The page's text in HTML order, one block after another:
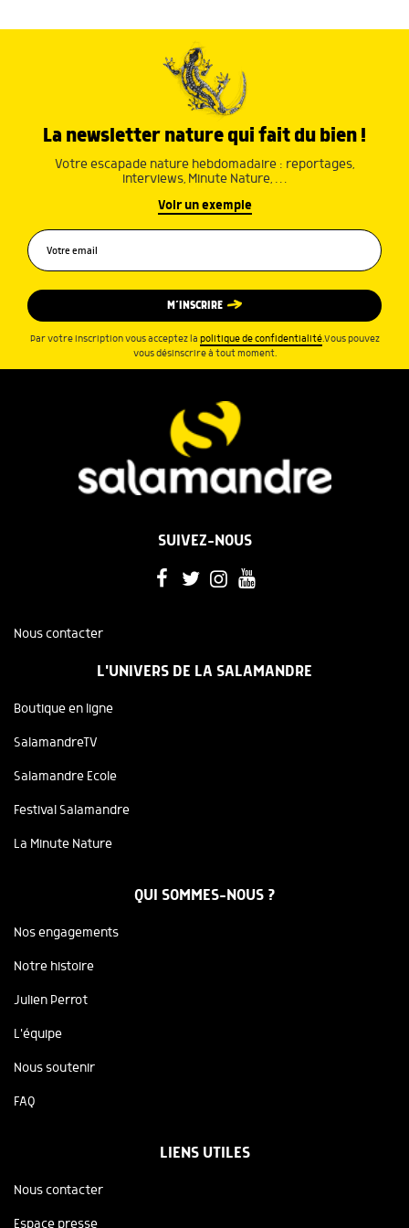
La newsletter nature qui fait du bien !
Votre escapade nature hebdomadaire : reportages,
interviews, Minute Nature, …
Voir un exemple
M’INSCRIRE
Par votre inscription vous acceptez la politique de confidentialité.Vous pouvez
vous désinscrire à tout moment.
SUIVEZ-NOUS
Nous contacter
L'UNIVERS DE LA SALAMANDRE
Boutique en ligne
SalamandreTV
Salamandre Ecole
Festival Salamandre
La Minute Nature
QUI SOMMES-NOUS ?
Nos engagements
Notre histoire
Julien Perrot
L'équipe
Nous soutenir
FAQ
LIENS UTILES
Nous contacter
Espace presse